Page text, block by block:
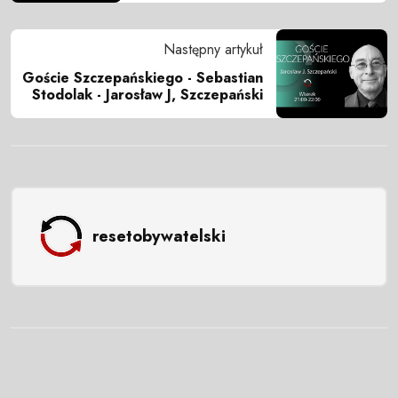
Następny artykuł
Goście Szczepańskiego - Sebastian
Stodolak - Jarosław J, Szczepański
resetobywatelski